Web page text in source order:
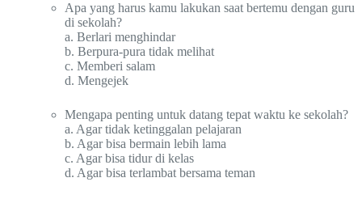
Apa yang harus kamu lakukan saat bertemu dengan guru
di sekolah?
a. Berlari menghindar
b. Berpura-pura tidak melihat
c. Memberi salam
d. Mengejek
Mengapa penting untuk datang tepat waktu ke sekolah?
a. Agar tidak ketinggalan pelajaran
b. Agar bisa bermain lebih lama
c. Agar bisa tidur di kelas
d. Agar bisa terlambat bersama teman